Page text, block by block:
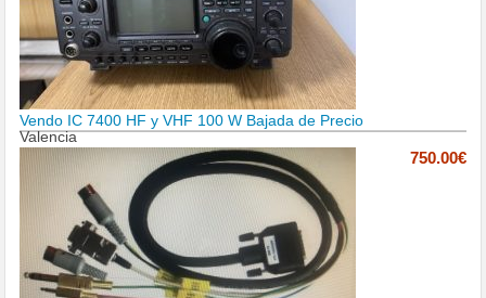
Vendo IC 7400 HF y VHF 100 W Bajada de Precio
Valencia
750.00€